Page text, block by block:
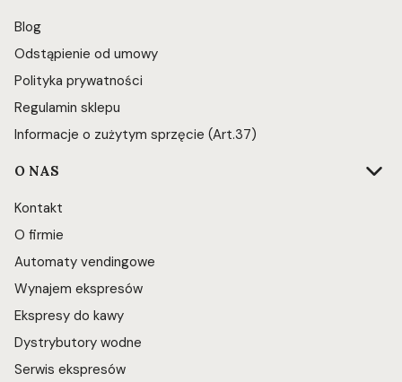
Blog
Odstąpienie od umowy
Polityka prywatności
Regulamin sklepu
Informacje o zużytym sprzęcie (Art.37)
O NAS
Kontakt
O firmie
Automaty vendingowe
Wynajem ekspresów
Ekspresy do kawy
Dystrybutory wodne
Serwis ekspresów